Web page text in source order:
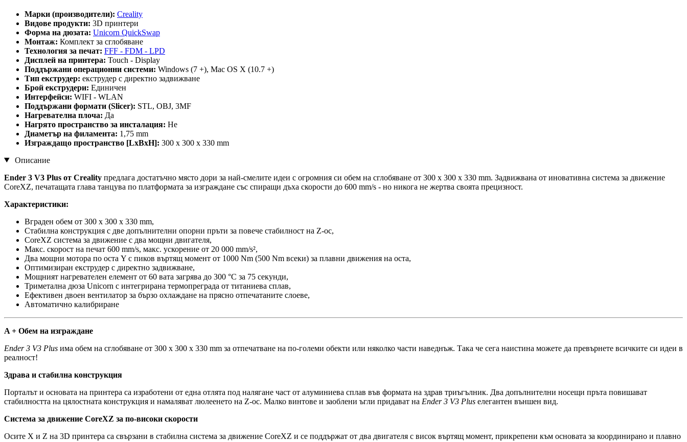
Марки (производители): Creality
Видове продукти: 3D принтери
Форма на дюзата: Unicorn QuickSwap
Монтаж: Комплект за сглобяване
Технология за печат: FFF - FDM - LPD
Дисплей на принтера: Touch - Display
Поддържани операционни системи: Windows (7 +), Mac OS X (10.7 +)
Тип екструдер: екструдер с директно задвижване
Брой екструдери: Единичен
Интерфейси: WIFI - WLAN
Поддържани формати (Slicer): STL, OBJ, 3MF
Нагревателнa плочa: Да
Нагрято пространство за инсталация: Не
Диаметър на филамента: 1,75 mm
Изграждащо пространство [LxBxH]: 300 x 300 x 330 mm
Описание
Ender 3 V3 Plus от Creality предлага достатъчно място дори за най-смелите идеи с огромния си обем на сглобяване от 300 x 300 x 330 mm. Задвижвана от иновативна система за движение
CoreXZ, печатащата глава танцува по платформата за изграждане със спиращи дъха скорости до 600 mm/s - но никога не жертва своята прецизност.
Характеристики:
Вграден обем от 300 x 300 x 330 mm,
Стабилна конструкция с две допълнителни опорни пръти за повече стабилност на Z-ос,
CoreXZ система за движение с два мощни двигателя,
Макс. скорост на печат 600 mm/s, макс. ускорение от 20 000 mm/s²,
Два мощни мотора по оста Y с пиков въртящ момент от 1000 Nm (500 Nm всеки) за плавни движения на оста,
Оптимизиран екструдер с директно задвижване,
Мощният нагревателен елемент от 60 вата загрява до 300 °C за 75 секунди,
Триметална дюза Unicorn с интегрирана термопреграда от титаниева сплав,
Ефективен двоен вентилатор за бързо охлаждане на прясно отпечатаните слоеве,
Автоматично калибриране
A + Обем на изграждане
Ender 3 V3 Plus има обем на сглобяване от 300 x 300 x 330 mm за отпечатване на по-големи обекти или няколко части наведнъж. Така че сега наистина можете да превърнете всичките си идеи в
реалност!
Здрава и стабилна конструкция
Порталът и основата на принтера са изработени от една отлята под налягане част от алуминиева сплав във формата на здрав триъгълник. Два допълнителни носещи пръта повишават
стабилността на цялостната конструкция и намаляват люлеенето на Z-ос. Малко винтове и заоблени ъгли придават на Ender 3 V3 Plus елегантен външен вид.
Система за движение CoreXZ за по-високи скорости
Осите X и Z на 3D принтера са свързани в стабилна система за движение CoreXZ и се поддържат от два двигателя с висок въртящ момент, прикрепени към основата за координирано и плавно